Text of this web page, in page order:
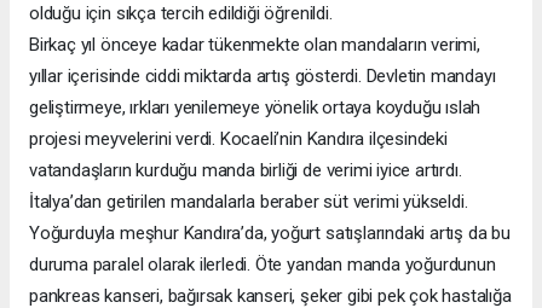
olduğu için sıkça tercih edildiği öğrenildi.
Birkaç yıl önceye kadar tükenmekte olan mandaların verimi,
yıllar içerisinde ciddi miktarda artış gösterdi. Devletin mandayı
geliştirmeye, ırkları yenilemeye yönelik ortaya koyduğu ıslah
projesi meyvelerini verdi. Kocaeli’nin Kandıra ilçesindeki
vatandaşların kurduğu manda birliği de verimi iyice artırdı.
İtalya’dan getirilen mandalarla beraber süt verimi yükseldi.
Yoğurduyla meşhur Kandıra’da, yoğurt satışlarındaki artış da bu
duruma paralel olarak ilerledi. Öte yandan manda yoğurdunun
pankreas kanseri, bağırsak kanseri, şeker gibi pek çok hastalığa